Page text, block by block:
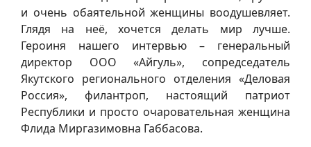
и очень обаятельной женщины воодушевляет.
Глядя на неё, хочется делать мир лучше.
Героиня нашего интервью – генеральный
директор ООО «Айгуль», сопредседатель
Якутского регионального отделения «Деловая
Россия», филантроп, настоящий патриот
Республики и просто очаровательная женщина
Флида Миргазимовна Габбасова.